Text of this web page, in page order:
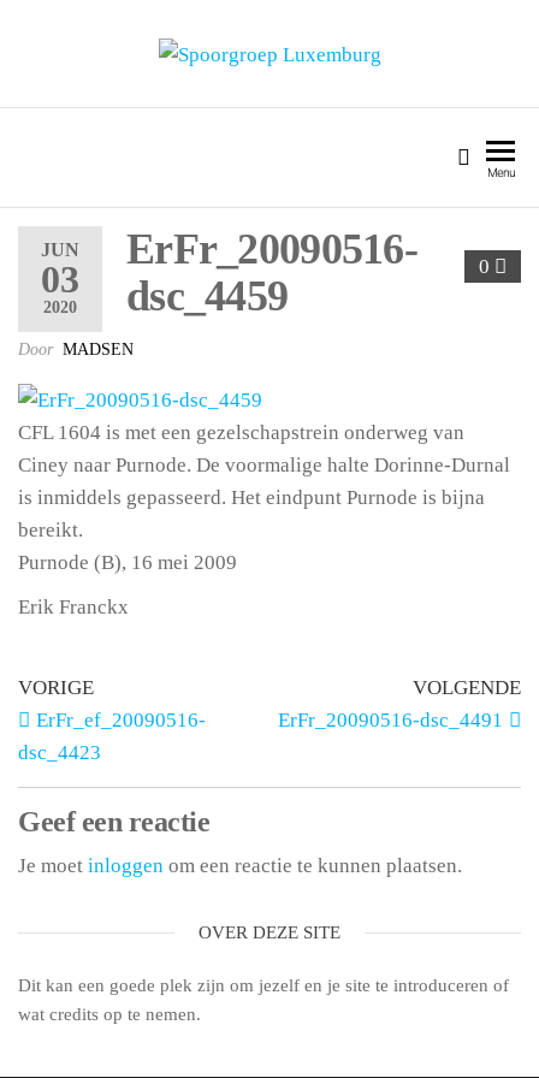
Menu
JUN
03
2020
0
ErFr_20090516-
dsc_4459
Door MADSEN
CFL 1604 is met een gezelschapstrein onderweg van
Ciney naar Purnode. De voormalige halte Dorinne-Durnal
is inmiddels gepasseerd. Het eindpunt Purnode is bijna
bereikt.
Purnode (B), 16 mei 2009
Erik Franckx
VORIGE
ErFr_ef_20090516-
dsc_4423
VOLGENDE
ErFr_20090516-dsc_4491
Geef een reactie
Je moet inloggen om een reactie te kunnen plaatsen.
OVER DEZE SITE
Dit kan een goede plek zijn om jezelf en je site te introduceren of
wat credits op te nemen.